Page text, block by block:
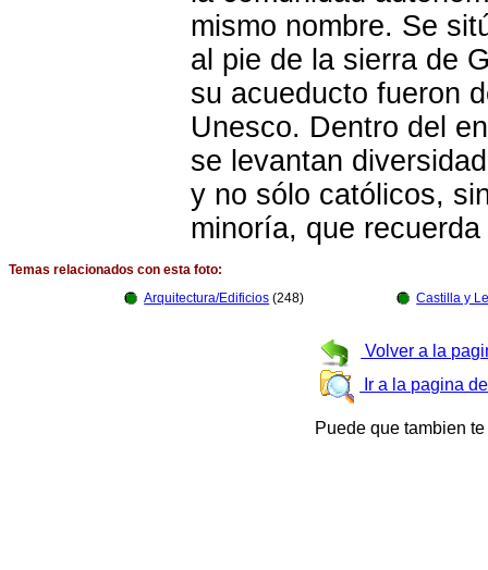
mismo nombre. Se
al pie de la sierra de
su acueducto fueron
Unesco. Dentro del
se levantan
y no sólo católicos,
minoría, que
Temas relacionados con esta foto:
Arquitectura/Edificios (248) Castilla y
Volver a la
Ir a la pagina
Puede que tambien